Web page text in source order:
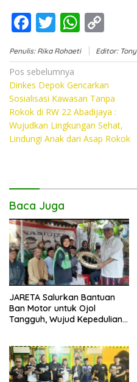
F
ac
e
b
o
o
k
T
w
itt
er
W
h
at
s
A
p
p
o
p
y
Li
n
k
Penulis: Rika Rohaeti Editor: Tony
Navigasi
pos
Pos sebelumnya
Dinkes Depok Gencarkan
Sosialisasi Kawasan Tanpa
Rokok di RW 22 Abadijaya :
Wujudkan Lingkungan Sehat,
Lindungi Anak dari Asap Rokok
Baca Juga
JARETA Salurkan Bantuan
Ban Motor untuk Ojol
Tangguh, Wujud Kepedulian